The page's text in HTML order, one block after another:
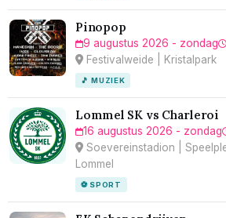
Pinopop
9 augustus 2026 - zondag
Festivalweide | Kristalpark
🎵 MUZIEK
Lommel SK vs Charleroi
16 augustus 2026 - zondag
Soevereinstadion |
Lommel
⚽ SPORT